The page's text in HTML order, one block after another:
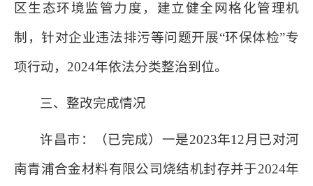
区生态环境监管力度，建立健全网格化管理机
制，针对企业违法排污等问题开展“环保体检”专
项行动，2024年依法分类整治到位。
三、整改完成情况
许昌市：（已完成）一是2023年12月已对河
南青浦合金材料有限公司烧结机封存并于2024年